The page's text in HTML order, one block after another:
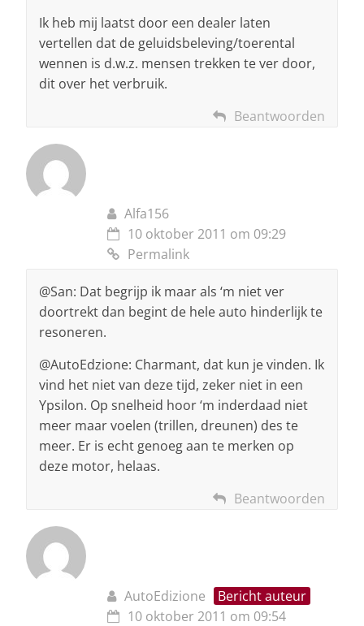
Ik heb mij laatst door een dealer laten
vertellen dat de geluidsbeleving/toerental
wennen is d.w.z. mensen trekken te ver door,
dit over het verbruik.
Beantwoorden
Alfa156
10 oktober 2011 om 09:29
Permalink
@San: Dat begrijp ik maar als ‘m niet ver
doortrekt dan begint de hele auto hinderlijk te
resoneren.
@AutoEdzione: Charmant, dat kun je vinden. Ik
vind het niet van deze tijd, zeker niet in een
Ypsilon. Op snelheid hoor ‘m inderdaad niet
meer maar voelen (trillen, dreunen) des te
meer. Er is echt genoeg aan te merken op
deze motor, helaas.
Beantwoorden
AutoEdizione
Bericht auteur
10 oktober 2011 om 09:54